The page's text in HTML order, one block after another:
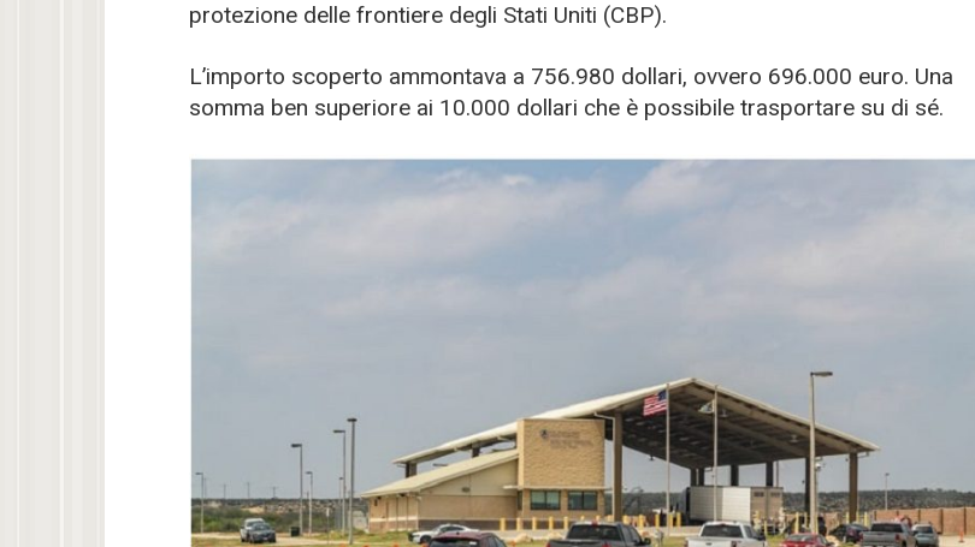
protezione delle frontiere degli Stati Uniti (CBP).
L’importo scoperto ammontava a 756.980 dollari, ovvero 696.000 euro. Una
somma ben superiore ai 10.000 dollari che è possibile trasportare su di sé.